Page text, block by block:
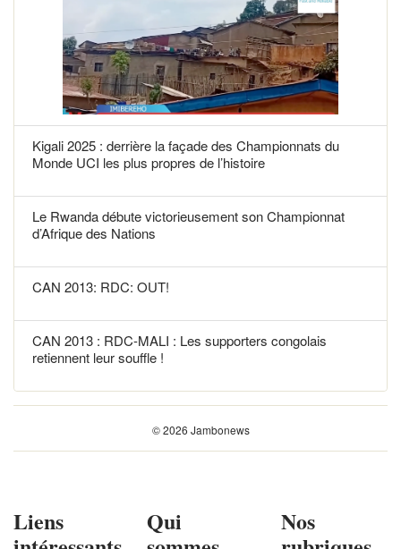
Kigali 2025 : derrière la façade des Championnats du
Monde UCI les plus propres de l’histoire
Le Rwanda débute victorieusement son Championnat
d’Afrique des Nations
CAN 2013: RDC: OUT!
CAN 2013 : RDC-MALI : Les supporters congolais
retiennent leur souffle !
© 2026 Jambonews
Liens
Qui
Nos